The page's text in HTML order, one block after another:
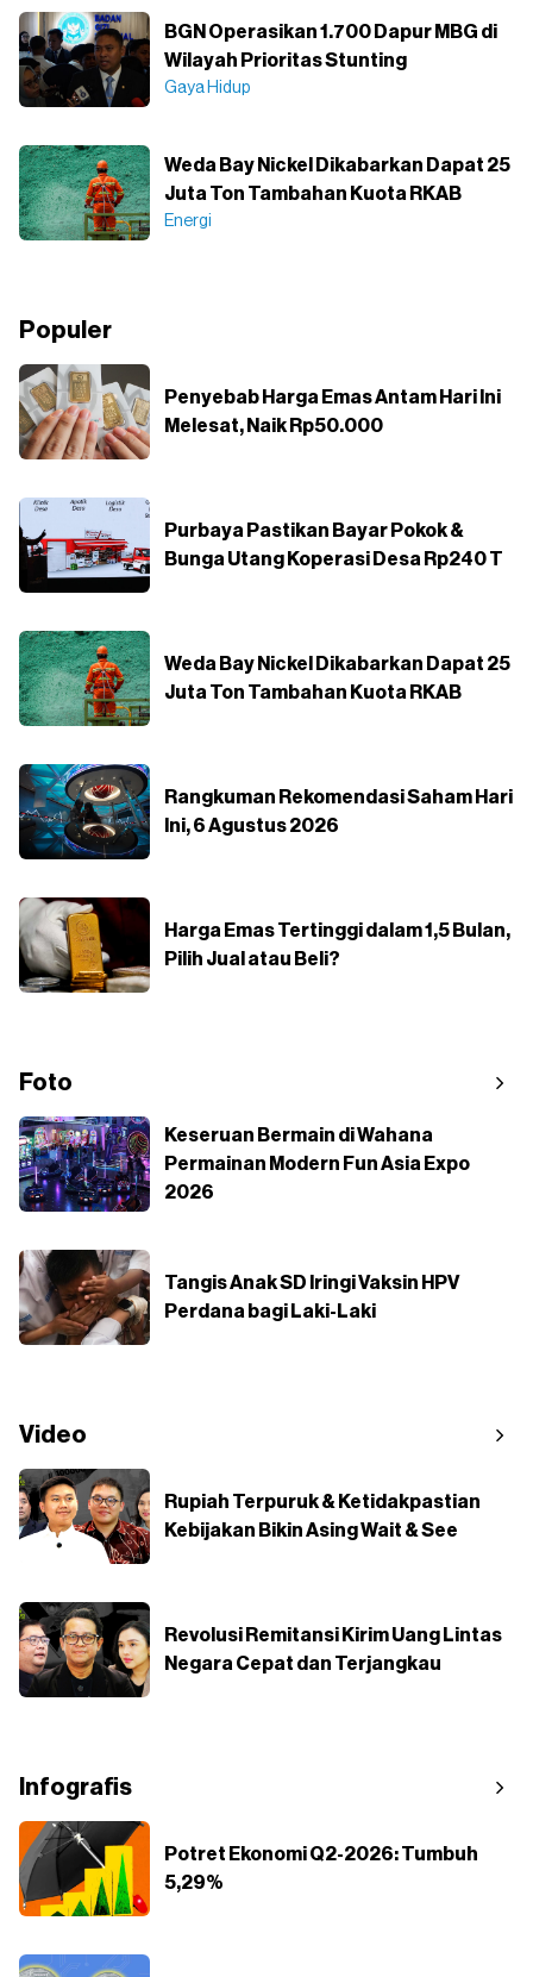
BGN Operasikan 1.700 Dapur MBG di
Wilayah Prioritas Stunting
Gaya Hidup
Weda Bay Nickel Dikabarkan Dapat 25
Juta Ton Tambahan Kuota RKAB
Energi
Populer
Penyebab Harga Emas Antam Hari Ini
Melesat, Naik Rp50.000
Purbaya Pastikan Bayar Pokok &
Bunga Utang Koperasi Desa Rp240 T
Weda Bay Nickel Dikabarkan Dapat 25
Juta Ton Tambahan Kuota RKAB
Rangkuman Rekomendasi Saham Hari
Ini, 6 Agustus 2026
Harga Emas Tertinggi dalam 1,5 Bulan,
Pilih Jual atau Beli?
Foto
Keseruan Bermain di Wahana
Permainan Modern Fun Asia Expo
2026
Tangis Anak SD Iringi Vaksin HPV
Perdana bagi Laki-Laki
Video
Rupiah Terpuruk & Ketidakpastian
Kebijakan Bikin Asing Wait & See
Revolusi Remitansi Kirim Uang Lintas
Negara Cepat dan Terjangkau
Infografis
Potret Ekonomi Q2-2026: Tumbuh
5,29%